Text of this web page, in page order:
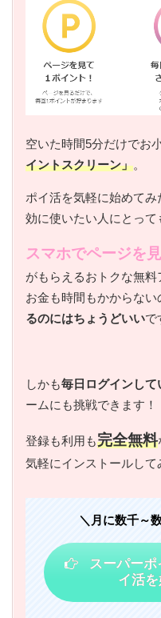
空いた時間5分だけでお
イントスクリーン」。
ポイ活を気軽に始めて
効に使いたい人にとって
スマホでページを
がもらえるおトクな無料
お金も時間もかからない
るのにはちょうどいいで
しかも毎日ログインし
ームにも挑戦できます！
登録も利用も完全無料
気軽にインストールし
＼月に数千～
スーパー
イ活を